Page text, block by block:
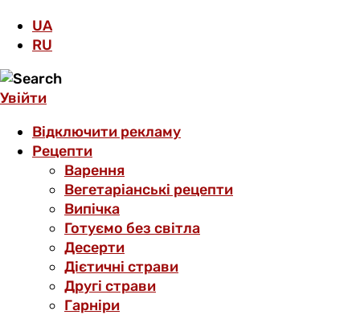
UA
RU
Увійти
Відключити рекламу
Рецепти
Варення
Вегетаріанські рецепти
Випічка
Готуємо без світла
Десерти
Дієтичні страви
Другі страви
Гарніри